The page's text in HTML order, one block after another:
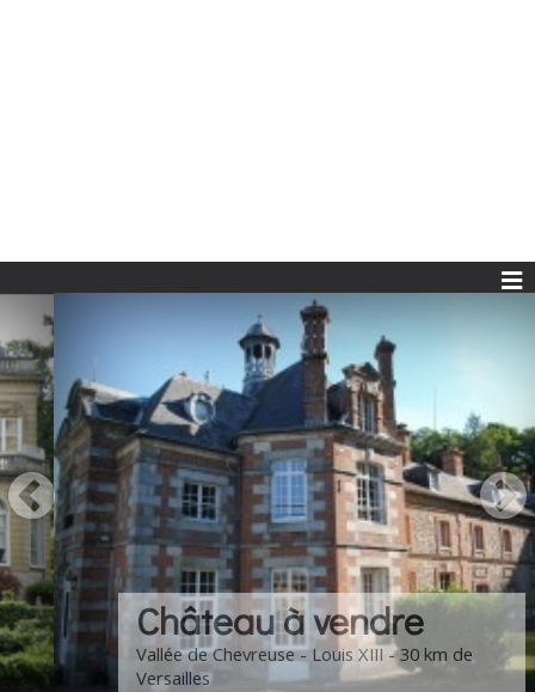
Château à vendre
Vallée de Chevreuse - Louis XIII - 30 km de
Versailles